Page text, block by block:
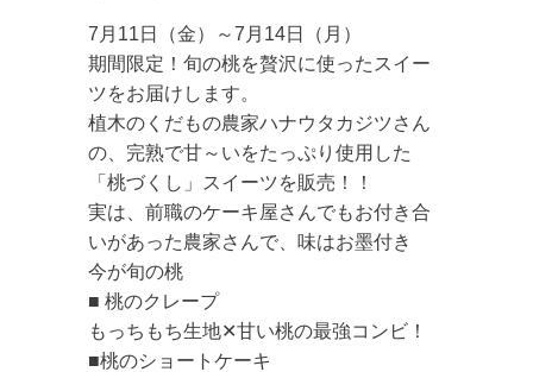
7月11日（金）～7月14日（月）
期間限定！旬の桃を贅沢に使ったスイー
ツをお届けします。
植木のくだもの農家ハナウタカジツさん
の、完熟で甘～いをたっぷり使用した
「桃づくし」スイーツを販売！！
実は、前職のケーキ屋さんでもお付き合
いがあった農家さんで、味はお墨付き
今が旬の桃
■ 桃のクレープ
もっちもち生地✕甘い桃の最強コンビ！
■桃のショートケーキ